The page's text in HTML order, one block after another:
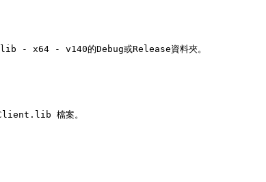
- x64 - v140的Debug或Release資料夾。
檔案。